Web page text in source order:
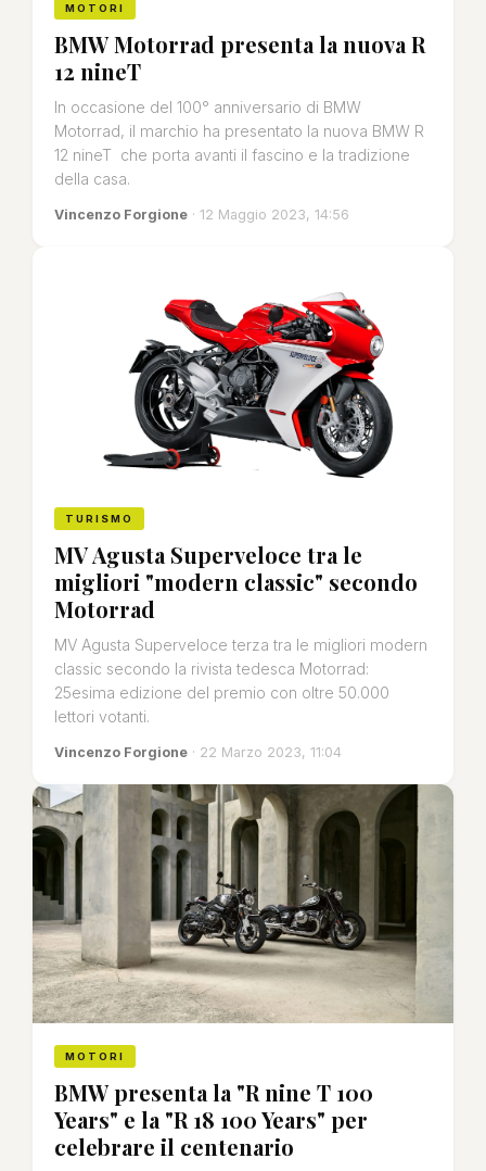
MOTORI
BMW Motorrad presenta la nuova R
12 nineT
In occasione del 100° anniversario di BMW
Motorrad, il marchio ha presentato la nuova BMW R
12 nineT che porta avanti il fascino e la tradizione
della casa.
Vincenzo Forgione · 12 Maggio 2023, 14:56
TURISMO
MV Agusta Superveloce tra le
migliori "modern classic" secondo
Motorrad
MV Agusta Superveloce terza tra le migliori modern
classic secondo la rivista tedesca Motorrad:
25esima edizione del premio con oltre 50.000
lettori votanti.
Vincenzo Forgione · 22 Marzo 2023, 11:04
MOTORI
BMW presenta la "R nine T 100
Years" e la "R 18 100 Years" per
celebrare il centenario